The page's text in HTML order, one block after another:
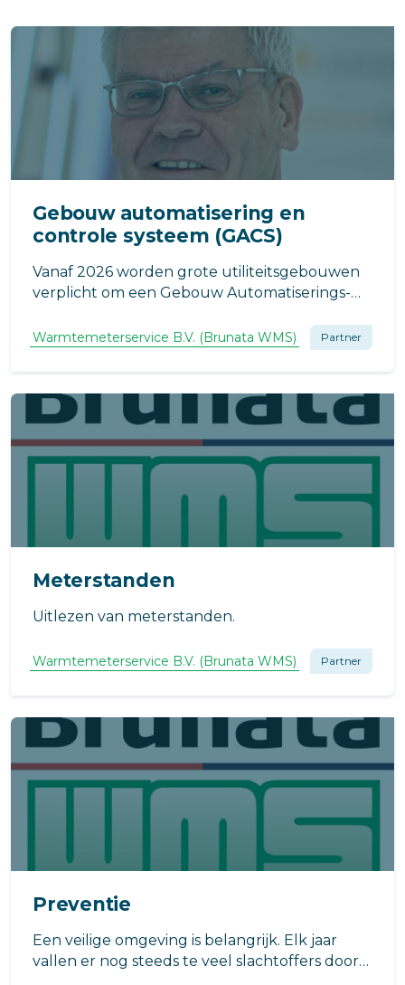
Gebouw automatisering en
controle systeem (GACS)
Vanaf 2026 worden grote utiliteitsgebouwen
verplicht om een Gebouw Automatiserings-
implementeren.
Warmtemeterservice B.V. (Brunata WMS) Partner
Meterstanden
Uitlezen van meterstanden.
Warmtemeterservice B.V. (Brunata WMS) Partner
Preventie
Een veilige omgeving is belangrijk. Elk jaar
vallen er nog steeds te veel slachtoffers door